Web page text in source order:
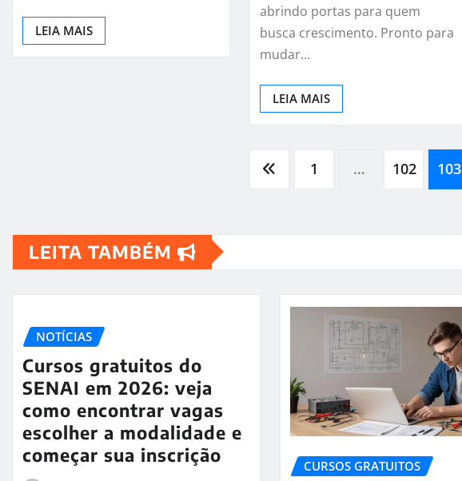
LEIA MAIS
abrindo portas para quem
busca crescimento. Pronto para
mudar…
LEIA MAIS
posts
1 … 102 103
LEITA TAMBÉM
NOTÍCIAS
Cursos gratuitos do
SENAI em 2026: veja
como encontrar vagas
escolher a modalidade e
começar sua inscrição
CURSOS GRATUITOS